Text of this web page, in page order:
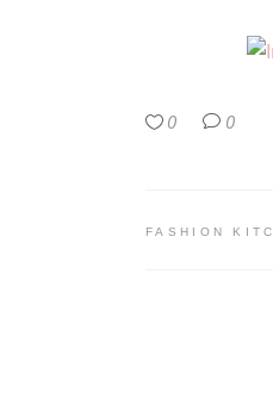
0 0
FASHION